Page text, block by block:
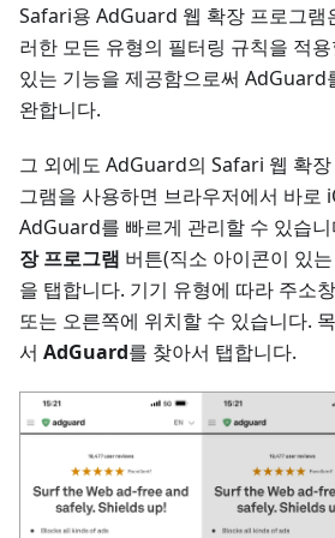
Safari용 AdGuard 웹 확장 프로그램
러한 모든 유형의 필터링 규칙을 적
있는 기능을 제공함으로써 AdGuard
완합니다.
그 외에도 AdGuard의 Safari 웹 확장
그램을 사용하면 브라우저에서 바로
AdGuard를 빠르게 관리할 수 있습니
장 프로그램 버튼(직소 아이콘이 있
을 탭합니다. 기기 유형에 따라 주소
또는 오른쪽에 위치할 수 있습니다.
서 AdGuard를 찾아서 탭합니다.